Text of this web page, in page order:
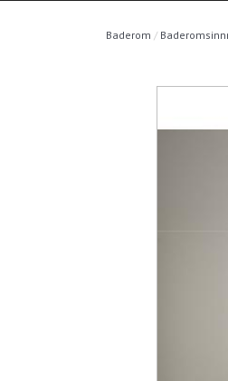
Baderom